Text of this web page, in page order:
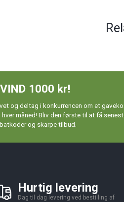
VIND 1000 kr!
og deltag i konkurrencen om et
måned! Bliv den første til at få
og skarpe tilbud.
Hurtig levering
Dag til dag levering ved bestilling af